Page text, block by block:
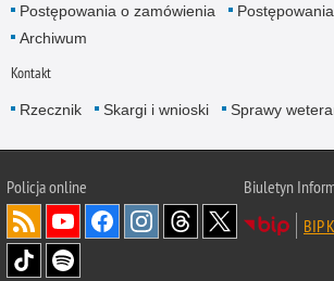
Postępowania o zamówienia
Archiwum
Kontakt
Rzecznik Skargi i wnioski Sprawy
Policjaonline
Biuletyn
BIP